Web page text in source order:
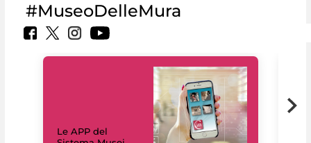
#MuseoDelleMura
Le APP del